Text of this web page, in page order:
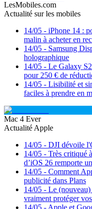
LesMobiles.com
Actualité sur les mobiles
14/05 - iPhone 14 :
malin à acheter en
14/05 - Samsung
holographique
14/05 - Le Galaxy
pour 250 € de
14/05 - Lisibilité et
faciles à prendre en
Mac 4 Ever
Actualité Apple
14/05 - DJI dévoile
14/05 - Très critiqué
d’iOS 26 remporte
14/05 - Comment
publicité dans Plans
14/05 - Le
vraiment protéger
14/05 - Apple et